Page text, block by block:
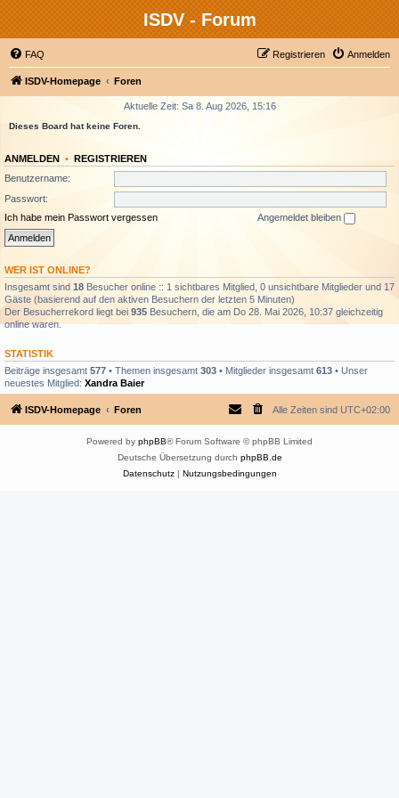
ISDV - Forum
FAQ Anmelden
Registrieren
ISDV-Homepage Foren
Aktuelle Zeit: Sa 8. Aug 2026, 15:16
Dieses Board hat keine Foren.
ANMELDEN • REGISTRIEREN
Benutzername:
Passwort:
Ich habe mein Passwort vergessen
Angemeldet bleiben
WER IST ONLINE?
Insgesamt sind 18 Besucher online :: 1 sichtbares Mitglied, 0 unsichtbare Mitglieder und 17
Gäste (basierend auf den aktiven Besuchern der letzten 5 Minuten)
Der Besucherrekord liegt bei 935 Besuchern, die am Do 28. Mai 2026, 10:37 gleichzeitig
online waren.
STATISTIK
Beiträge insgesamt 577 • Themen insgesamt 303 • Mitglieder insgesamt 613 • Unser
neuestes Mitglied: Xandra Baier
ISDV-Homepage Foren Alle Zeiten sind UTC+02:00
Powered by phpBB® Forum Software © phpBB Limited
Deutsche Übersetzung durch phpBB.de
Datenschutz| Nutzungsbedingungen